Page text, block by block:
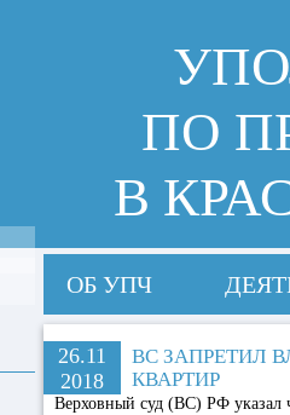
ПО
В
ОБ УПЧ
26.11
2018
ВС ЗАПРЕТИЛ
КВАРТИР
Верховный суд (ВС) РФ указал